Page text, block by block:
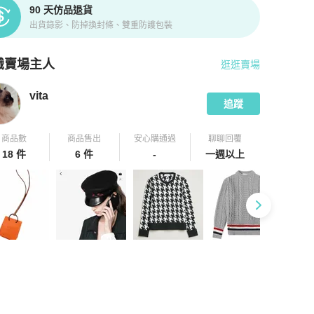
90 天仿品退貨
出貨錄影、防掉換封條、雙重防護包裝
賣場主人
拍拍圈嚴選賣家
逛逛賣場
vita
追蹤
商品數
18 件
商品售出
6 件
安心購通過
-
聊聊回覆
一週以上